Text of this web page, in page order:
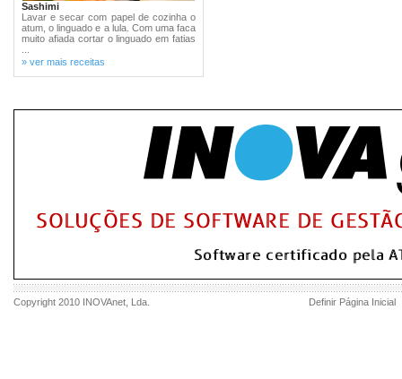
Sashimi
Lavar e secar com papel de cozinha o
atum, o linguado e a lula. Com uma faca
muito afiada cortar o linguado em fatias
» ver mais receitas
Copyright 2010 INOVAnet , Lda. Definir Página Inicial